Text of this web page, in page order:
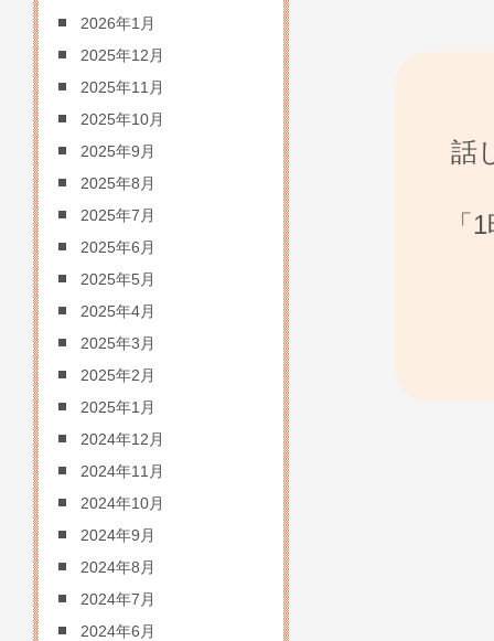
話
「
2026年1月
2025年12月
2025年11月
2025年10月
2025年9月
2025年8月
2025年7月
2025年6月
2025年5月
2025年4月
2025年3月
2025年2月
2025年1月
2024年12月
2024年11月
2024年10月
2024年9月
2024年8月
2024年7月
2024年6月